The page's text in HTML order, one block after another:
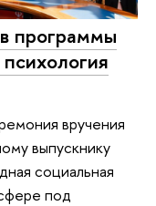
программы
вручения
выпускнику
социальная
под